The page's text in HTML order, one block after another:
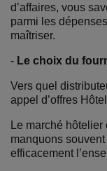
d’affaires, vous
parmi les
maîtriser.
- Le choix du
Vers quel
appel d’offres
Le marché
manquons
efficacement